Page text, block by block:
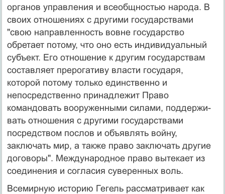
органов управления и всеобщностью народа. В
своих отношениях с други­ми государствами
"свою направленность вовне госу­дарство
обретает потому, что оно есть индивидуальный
субъект. Его отношение к другим государствам
состав­ляет прерогативу власти государя,
которой потому только единственно и
непосредственно принадлежит Право
командовать вооруженными силами, поддержи­
вать отношения с другими государствами
посредством послов и объявлять войну,
заключать мир, а также пра­во заключать другие
договоры". Международное право вытекает из
соединения и согласия суверенных воль.
Всемирную историю Гегель рассматривает как